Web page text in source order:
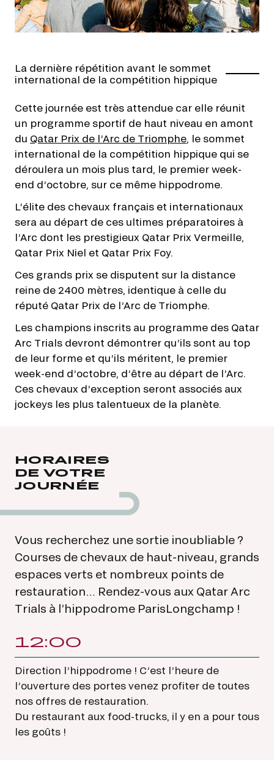
La dernière répétition avant le sommet
international de la compétition hippique
Cette journée est très attendue car elle réunit
un programme sportif de haut niveau en amont
du Qatar Prix de l’Arc de Triomphe, le sommet
international de la compétition hippique qui se
déroulera un mois plus tard, le premier week-
end d’octobre, sur ce même hippodrome.
L’élite des chevaux français et internationaux
sera au départ de ces ultimes préparatoires à
l’Arc dont les prestigieux Qatar Prix Vermeille,
Qatar Prix Niel et Qatar Prix Foy.
Ces grands prix se disputent sur la distance
reine de 2400 mètres, identique à celle du
réputé Qatar Prix de l’Arc de Triomphe.
Les champions inscrits au programme des Qatar
Arc Trials devront démontrer qu’ils sont au top
de leur forme et qu’ils méritent, le premier
week-end d’octobre, d’être au départ de l’Arc.
Ces chevaux d’exception seront associés aux
jockeys les plus talentueux de la planète.
Les Arc Races, un ticket
pour la légende !
Les Qatar Arc Trials font partie du circuit des Arc
Races, une sélection des plus belles courses
françaises offrant aux vainqueurs un véritable
sésame, une « Wild Card » pour le Qatar Prix de
l’Arc de Triomphe, la course mythique du galop
mondial.
À travers 8 épreuves prestigieuses, France
Galop propose un parcours captivant jusqu’à
l’Arc, avec à la clé un accès direct à la « coupe
du monde des pur-sang » et le remboursement
des frais d’engagement. Un dispositif inédit
pour vous faire vibrer tout au long de la saison.
L’aventure démarre… Cap sur l’Arc !
En savoir +
HORAIRES
DE VOTRE
JOURNÉE
Vous recherchez une sortie inoubliable ?
Courses de chevaux de haut-niveau, grands
espaces verts et nombreux points de
restauration… Rendez-vous aux Qatar Arc
Trials à l’hippodrome ParisLongchamp !
12:00
Direction l’hippodrome ! C’est l’heure de
l’ouverture des portes venez profiter de toutes
nos offres de restauration.
Du restaurant aux food-trucks, il y en a pour tous
les goûts !